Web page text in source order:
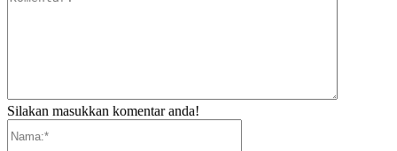
Silakan masukkan komentar anda!